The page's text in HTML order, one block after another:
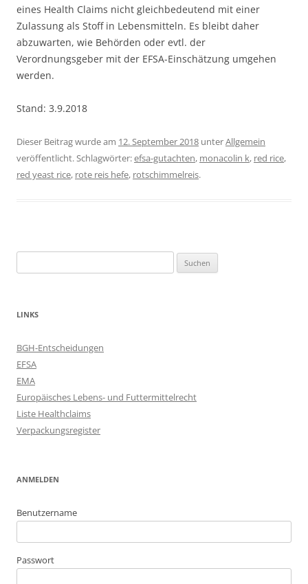
eines Health Claims nicht gleichbedeutend mit einer
Zulassung als Stoff in Lebensmitteln. Es bleibt daher
abzuwarten, wie Behörden oder evtl. der
Verordnungsgeber mit der EFSA-Einschätzung umgehen
werden.
Stand: 3.9.2018
Dieser Beitrag wurde am 12. September 2018 unterAllgemein
veröffentlicht. Schlagwörter:efsa-gutachten, monacolin k, red rice,
red yeast rice, rote reis hefe, rotschimmelreis.
nach:
LINKS
BGH-Entscheidungen
EFSA
EMA
Europäisches Lebens- und Futtermittelrecht
Liste Healthclaims
Verpackungsregister
ANMELDEN
Benutzername
Passwort